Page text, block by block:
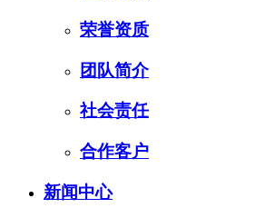
荣誉资质
团队简介
社会责任
合作客户
新闻中心